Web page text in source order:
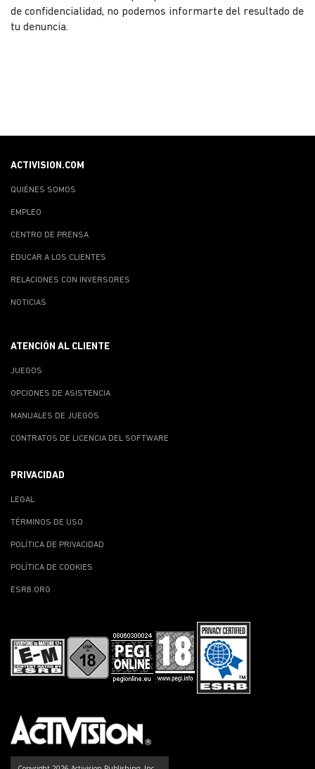
de confidencialidad, no podemos informarte del resultado de
tu denuncia.
ACTIVISION.COM
QUIÉNES SOMOS
EMPLEO
CENTRO DE PRENSA
EDUCAR A LOS CLIENTES
RELACIONES CON INVERSORES
NOTICIAS
ATENCIÓN AL CLIENTE
JUEGOS
OPCIONES DE ASISTENCIA
MANUALES DE JUEGOS
CONTRATOS DE LICENCIA DEL SOFTWARE
PRIVACIDAD
LEGAL
TÉRMINOS DE USO
POLÍTICA DE PRIVACIDAD
POLÍTICA DE COOKIES
ESRB.ORG